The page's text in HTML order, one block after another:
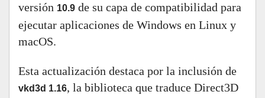
versión 10.9 de su capa de compatibilidad para
ejecutar aplicaciones de Windows en Linux y
macOS.
Esta actualización destaca por la inclusión de
vkd3d 1.16, la biblioteca que traduce Direct3D